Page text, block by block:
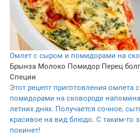
Омлет с сыром и помидорами на
Брынза Молоко Помидор Перец
Специи
Этот рецепт приготовления омлета
помидорами на сковороде
летних днях. Получается сочное,
красивое на вид блюдо. С таким-то
покинет!